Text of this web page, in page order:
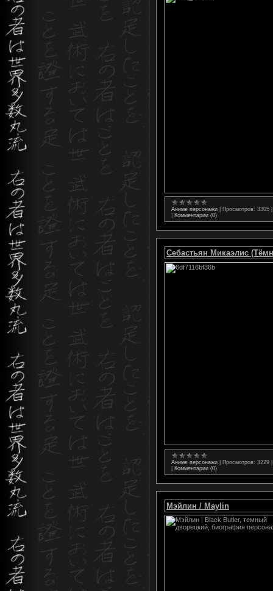
Аниме персонажи Просмотров: 3305
Комментарии (0)
Себастьян Микаэлис
Аниме персонажи Просмотров: 3229
Комментарии (0)
Мэйлин / Maylin